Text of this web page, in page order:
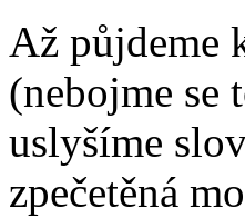
Až půjdeme
(nebojme se
uslyšíme
zpečetěná